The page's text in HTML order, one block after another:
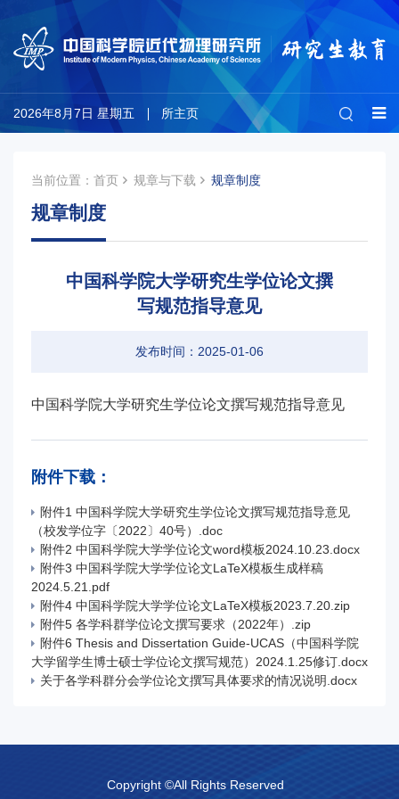
所主页
2026年8月7日 星期五
当前位置： 首页 规章与下载 规章制度
规章制度
中国科学院大学研究生学位论文撰
写规范指导意见
发布时间：2025-01-06
中国科学院大学研究生学位论文撰写规范指导意见
附件下载：
附件1 中国科学院大学研究生学位论文撰写规范指导意见
（校发学位字〔2022〕40号）.doc
附件2 中国科学院大学学位论文word模板2024.10.23.docx
附件3 中国科学院大学学位论文LaTeX模板生成样稿
2024.5.21.pdf
附件4 中国科学院大学学位论文LaTeX模板2023.7.20.zip
附件5 各学科群学位论文撰写要求（2022年）.zip
附件6 Thesis and Dissertation Guide-UCAS（中国科学院
大学留学生博士硕士学位论文撰写规范）2024.1.25修订.docx
关于各学科群分会学位论文撰写具体要求的情况说明.docx
Copyright ©All Rights Reserved